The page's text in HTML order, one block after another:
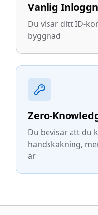
Vanlig
Du visar ditt ID-
byggnad
Zero-
Du bevisar att du
handskakning,
är